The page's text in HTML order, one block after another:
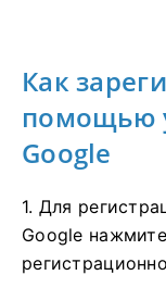
Как
помощью
Google
1. Для
Google